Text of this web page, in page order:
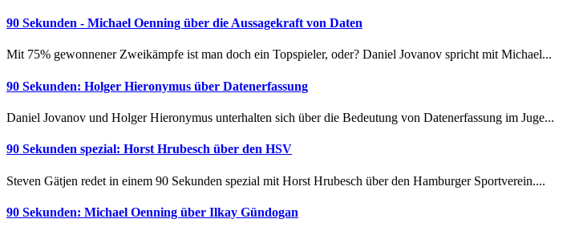
90 Sekunden - Michael Oenning über die Aussagekraft von Daten
Mit 75% gewonnener Zweikämpfe ist man doch ein Topspieler, oder? Daniel Jovanov spricht mit Michael...
90 Sekunden: Holger Hieronymus über Datenerfassung
Daniel Jovanov und Holger Hieronymus unterhalten sich über die Bedeutung von Datenerfassung im Juge...
90 Sekunden spezial: Horst Hrubesch über den HSV
Steven Gätjen redet in einem 90 Sekunden spezial mit Horst Hrubesch über den Hamburger Sportverein....
90 Sekunden: Michael Oenning über Ilkay Gündogan